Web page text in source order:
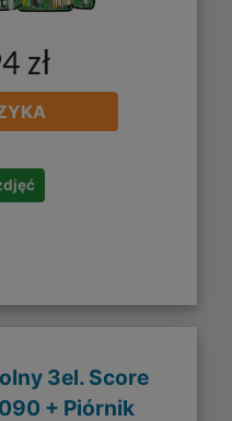
zł
3el. Score
+ Piórnik